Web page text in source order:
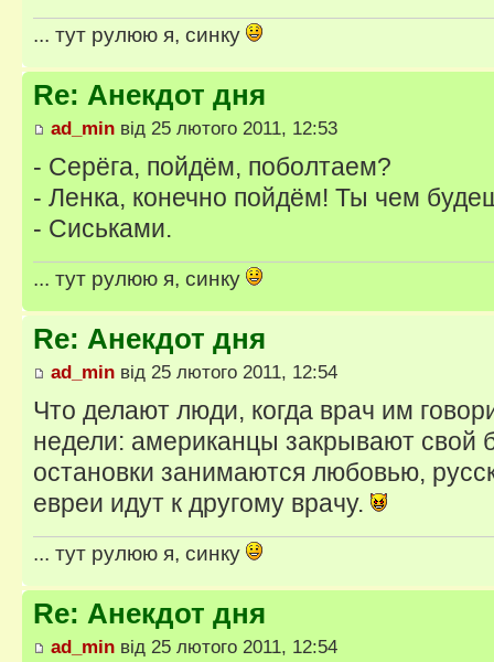
... тут рулюю я, синку
Re: Анекдот дня
ad_min від 25 лютого 2011, 12:53
- Серёга, пойдём, поболтаем?
- Ленка, конечно пойдём! Ты чем
- Сиськами.
... тут рулюю я, синку
Re: Анекдот дня
ad_min від 25 лютого 2011, 12:54
Что делают люди, когда врач им
недели: американцы закрывают свой
остановки занимаются любовью,
евреи идут к другому врачу.
... тут рулюю я, синку
Re: Анекдот дня
ad_min від 25 лютого 2011, 12:54